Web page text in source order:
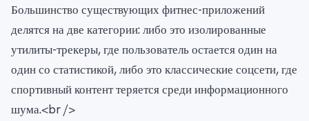
Большинство существующих фитнес-приложений
делятся на две категории: либо это изолированные
утилиты-трекеры, где пользователь остается один на
один со статистикой, либо это классические соцсети, где
спортивный контент теряется среди информационного
шума.<br />